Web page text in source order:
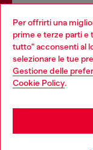
Per offrirti una
prime e terze parti e
tutto" acconsenti al
selezionare le tue
Gestione delle
Cookie Policy.
profit del gruppo
giovani, donne,
Choose your
You are currently
be based in United